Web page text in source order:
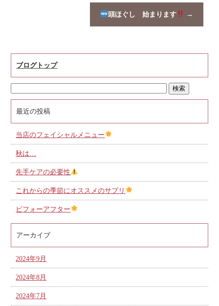
頭ほぐし 始まります →
ブログトップ
最近の投稿
当店のフェイシャルメニュー
秋は…
先手ケアの必要性
これからの季節にオススメのサプリ
ビフォーアフター
アーカイブ
2024年9月
2024年8月
2024年7月